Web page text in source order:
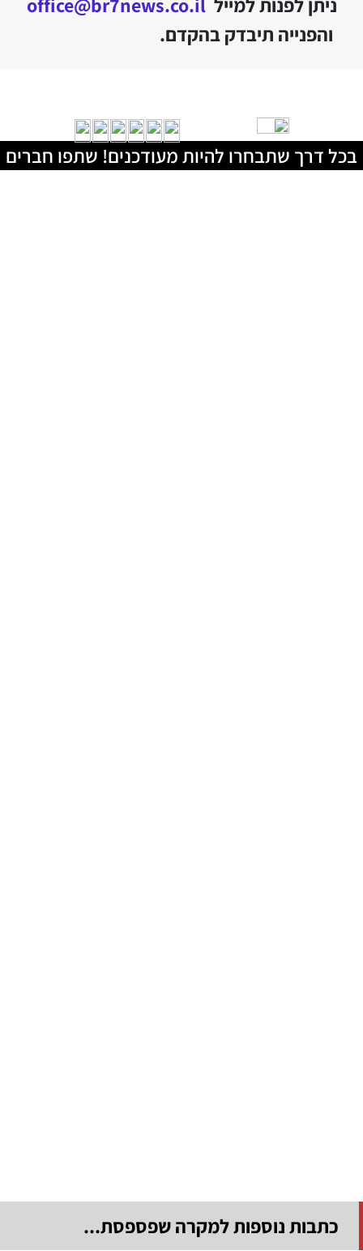
ניתן לפנות למייל office@br7news.co.il
והפנייה תיבדק בהקדם.
בכל דרך שתבחרו להיות מעודכנים! שתפו חברים
כתבות נוספות למקרה שפספסת...